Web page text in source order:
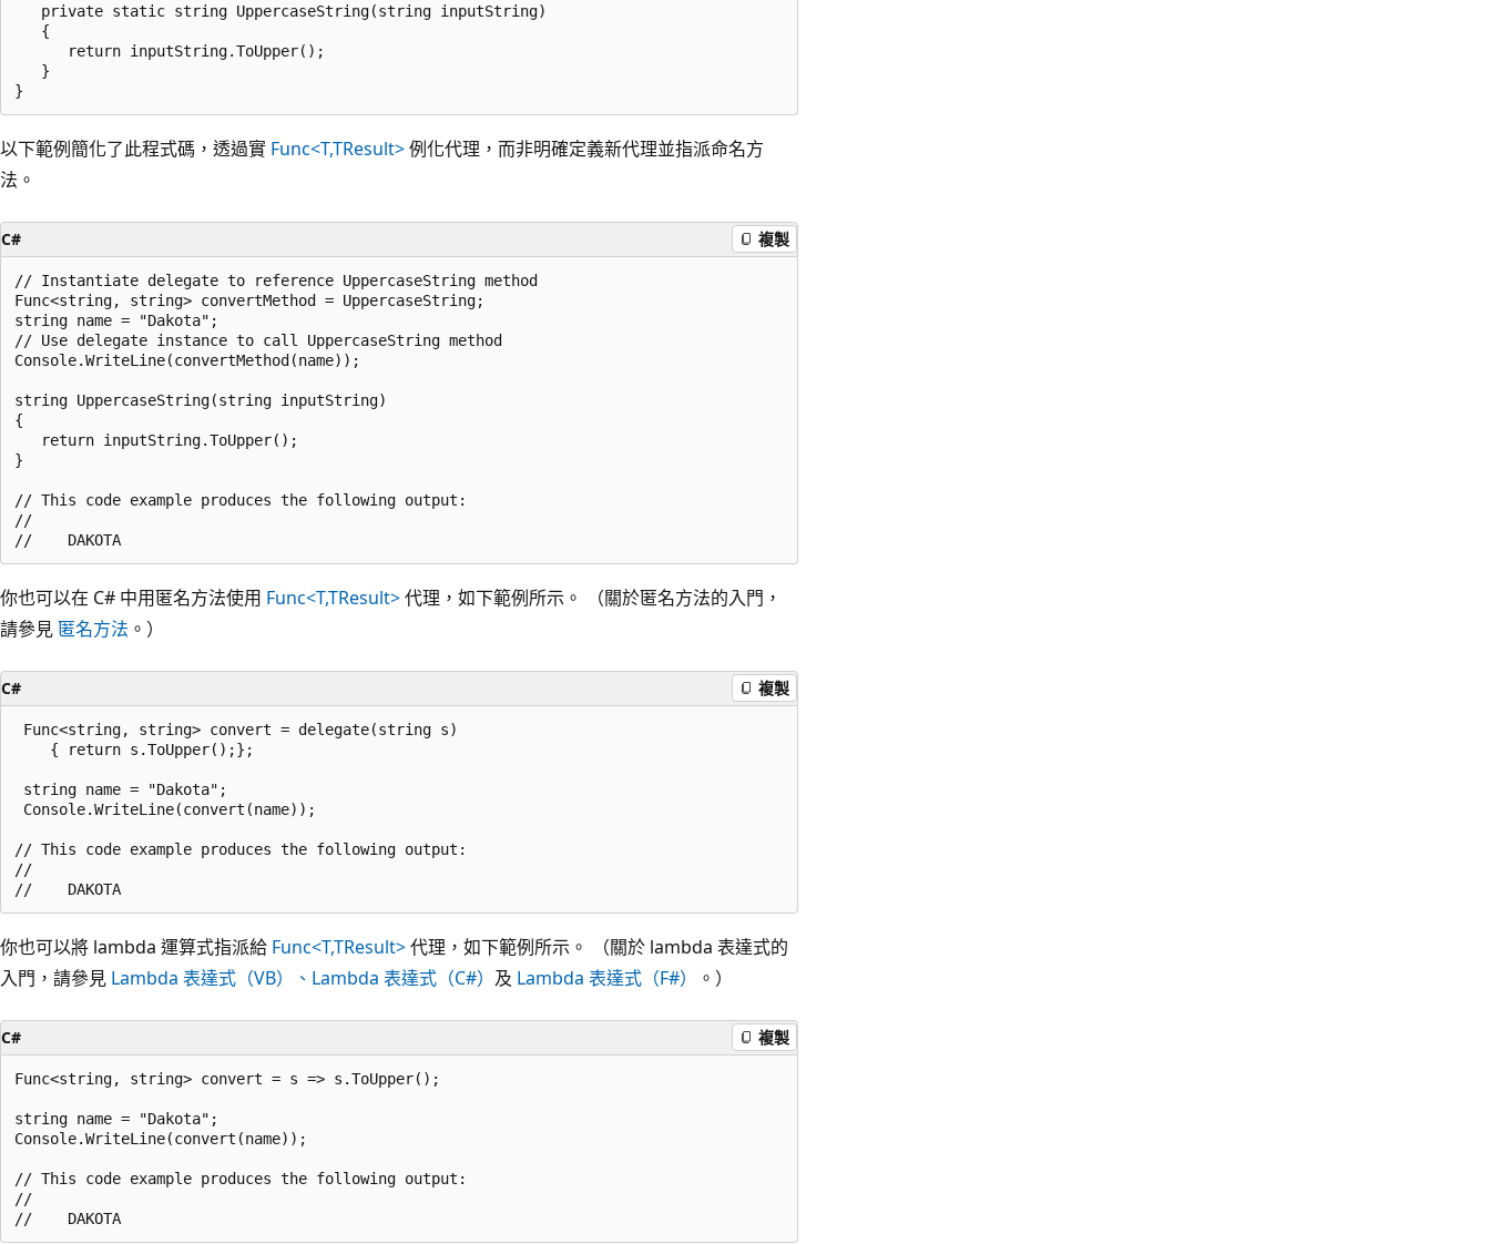
   private static string UppercaseString(string inputString)
   {
      return inputString.ToUpper();
   }
以下範例簡化了此程式碼，透過實 Func<T,TResult>例化代理，而非明確定義新代理並指派命名方
法。
C# 複製
// Instantiate delegate to reference UppercaseString method
Func<string, string> convertMethod = UppercaseString;
string name = "Dakota";
// Use delegate instance to call UppercaseString method
Console.WriteLine(convertMethod(name));
string UppercaseString(string inputString)
{
   return inputString.ToUpper();
}
// This code example produces the following output:
//
你也可以在 C# 中用匿名方法使用 Func<T,TResult>代理，如下範例所示。 （關於匿名方法的入門，
請參見匿名方法 。）
C# 複製
Func<string, string> convert = delegate(string s)
    { return s.ToUpper();};
string name = "Dakota";
Console.WriteLine(convert(name));
// This code example produces the following output:
//
你也可以將 lambda 運算式指派給 Func<T,TResult>代理，如下範例所示。 （關於 lambda 表達式的
入門，請參見 Lambda 表達式（VB）、 Lambda 表達式（C#） 及 Lambda 表達式（F#） 。）
C# 複製
Func<string, string> convert = s => s.ToUpper();
string name = "Dakota";
Console.WriteLine(convert(name));
// This code example produces the following output:
//